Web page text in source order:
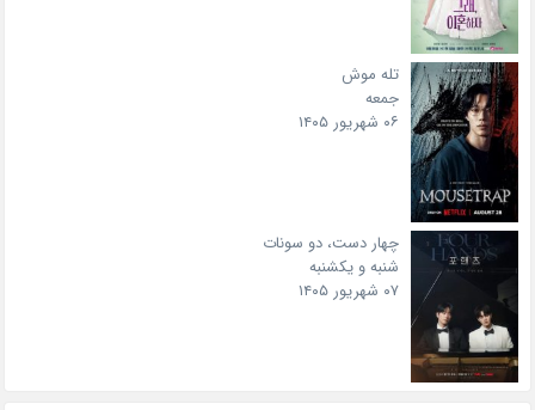
تله موش
جمعه
۰۶ شهریور ۱۴۰۵
چهار دست، دو سونات
شنبه و یکشنبه
۰۷ شهریور ۱۴۰۵